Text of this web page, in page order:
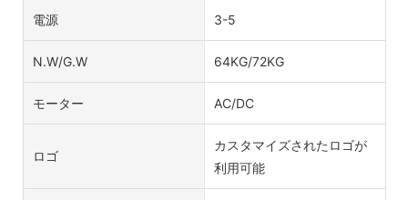
電源 3-5
N.W/G.W 64KG/72KG
モーター AC/DC
ロゴ
カスタマイズされたロゴが
利用可能